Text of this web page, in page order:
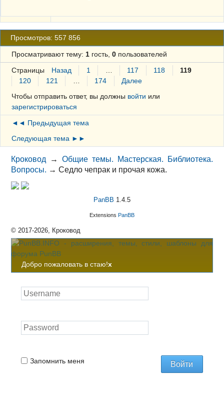
Просмотров: 557 856
Просматривают тему: 1гость, 0пользователей
Страницы Назад 1 117 118
119
120
121 174
Далее
Чтобы отправить ответ, вы должны войти или
зарегистрироваться
◄◄ Предыдущая тема
Следующая тема ►►
Кроковод →Общие темы. Мастерская. Библиотека.
Вопросы. →Седло чепрак и прочая кожа.
PanBB 1.4.5
Extensions PanBB
© 2017-2026, Кроковод
Добро пожаловать в стаю!x
Запомнить меня